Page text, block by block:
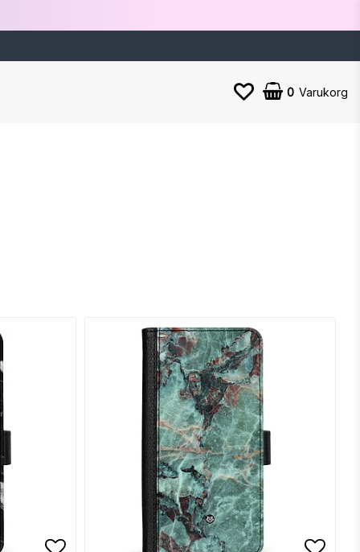
0 Varukorg